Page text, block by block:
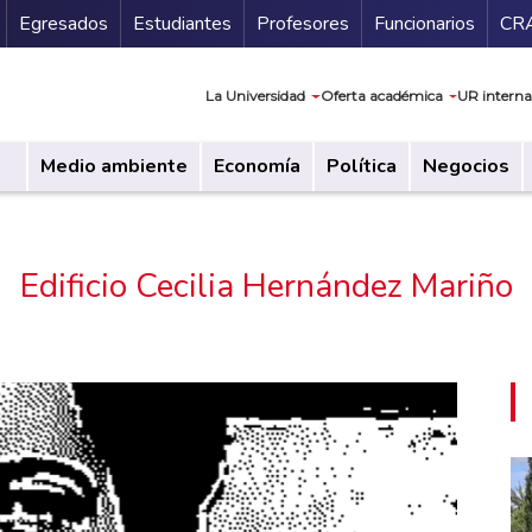
Secundario
Egresados Estudiantes Profesores Funcionarios
La Universidad Oferta académica UR
Medio ambiente Economía Política Negocios
Edificio Cecilia Hernández Mariño